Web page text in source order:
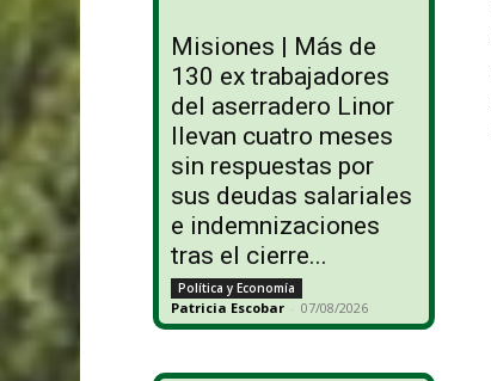
Misiones | Más de
130 ex trabajadores
del aserradero Linor
llevan cuatro meses
sin respuestas por
sus deudas salariales
e indemnizaciones
tras el cierre...
Política y Economía
Patricia Escobar - 07/08/2026